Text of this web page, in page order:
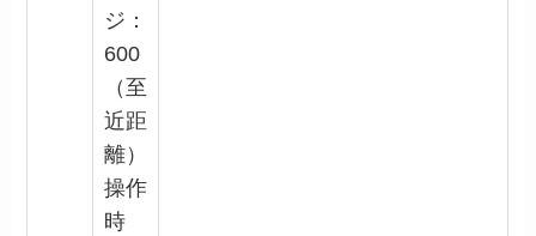
ジ：
600
（至
近距
離）
操作
時